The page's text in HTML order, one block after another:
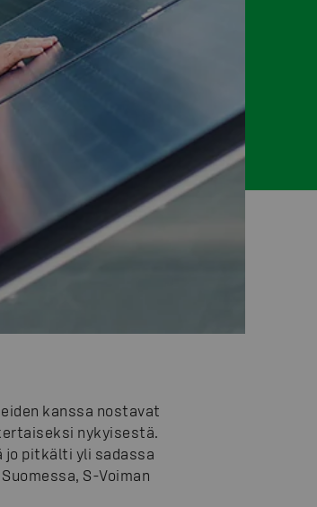
kanssa nostavat
nykyisestä.
jo pitkälti yli sadassa
S-Voiman